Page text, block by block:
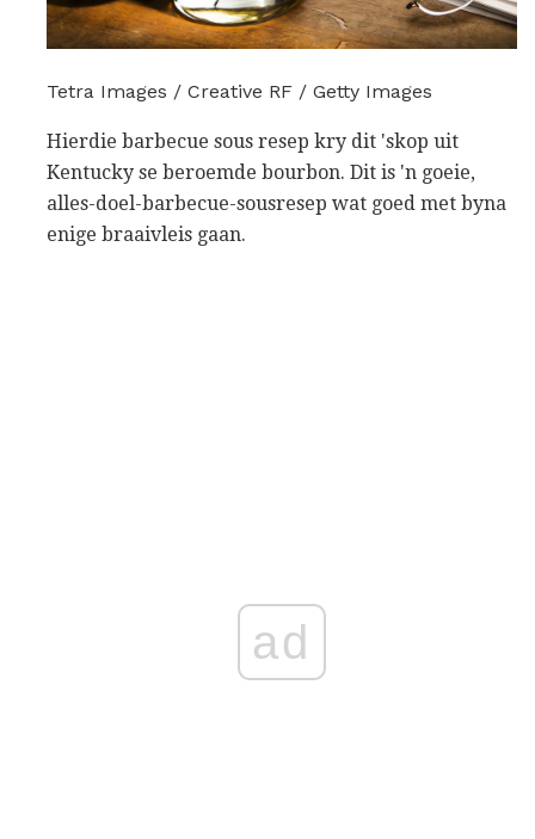
Tetra Images / Creative RF / Getty Images
Hierdie barbecue sous resep kry dit 'skop uit
Kentucky se beroemde bourbon. Dit is 'n goeie,
alles-doel-barbecue-sousresep wat goed met byna
enige braaivleis gaan.
ad